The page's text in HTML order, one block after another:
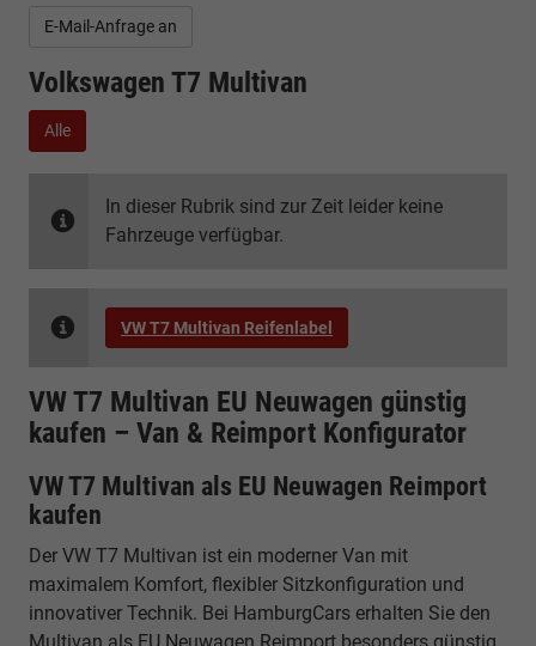
E-Mail-Anfrage an
Volkswagen T7 Multivan
Alle
In dieser Rubrik sind zur Zeit leider keine
Fahrzeuge verfügbar.
VW T7 Multivan Reifenlabel
VW T7 Multivan EU Neuwagen günstig
kaufen – Van & Reimport Konfigurator
VW T7 Multivan als EU Neuwagen Reimport
kaufen
Der VW T7 Multivan ist ein moderner Van mit
maximalem Komfort, flexibler Sitzkonfiguration und
innovativer Technik. Bei HamburgCars erhalten Sie den